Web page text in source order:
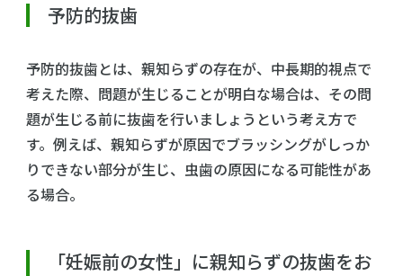
予防的抜歯
予防的抜歯とは、親知らずの存在が、中長期的視点で
考えた際、問題が生じることが明白な場合は、その問
題が生じる前に抜歯を行いましょうという考え方で
す。例えば、親知らずが原因でブラッシングがしっか
りできない部分が生じ、虫歯の原因になる可能性があ
る場合。
「妊娠前の女性」に親知らずの抜歯をお